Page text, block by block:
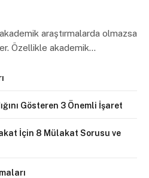
araştırmalarda olmazsa
Özellikle akademik…
Gösteren 3 Önemli İşaret
İçin 8 Mülakat Sorusu ve